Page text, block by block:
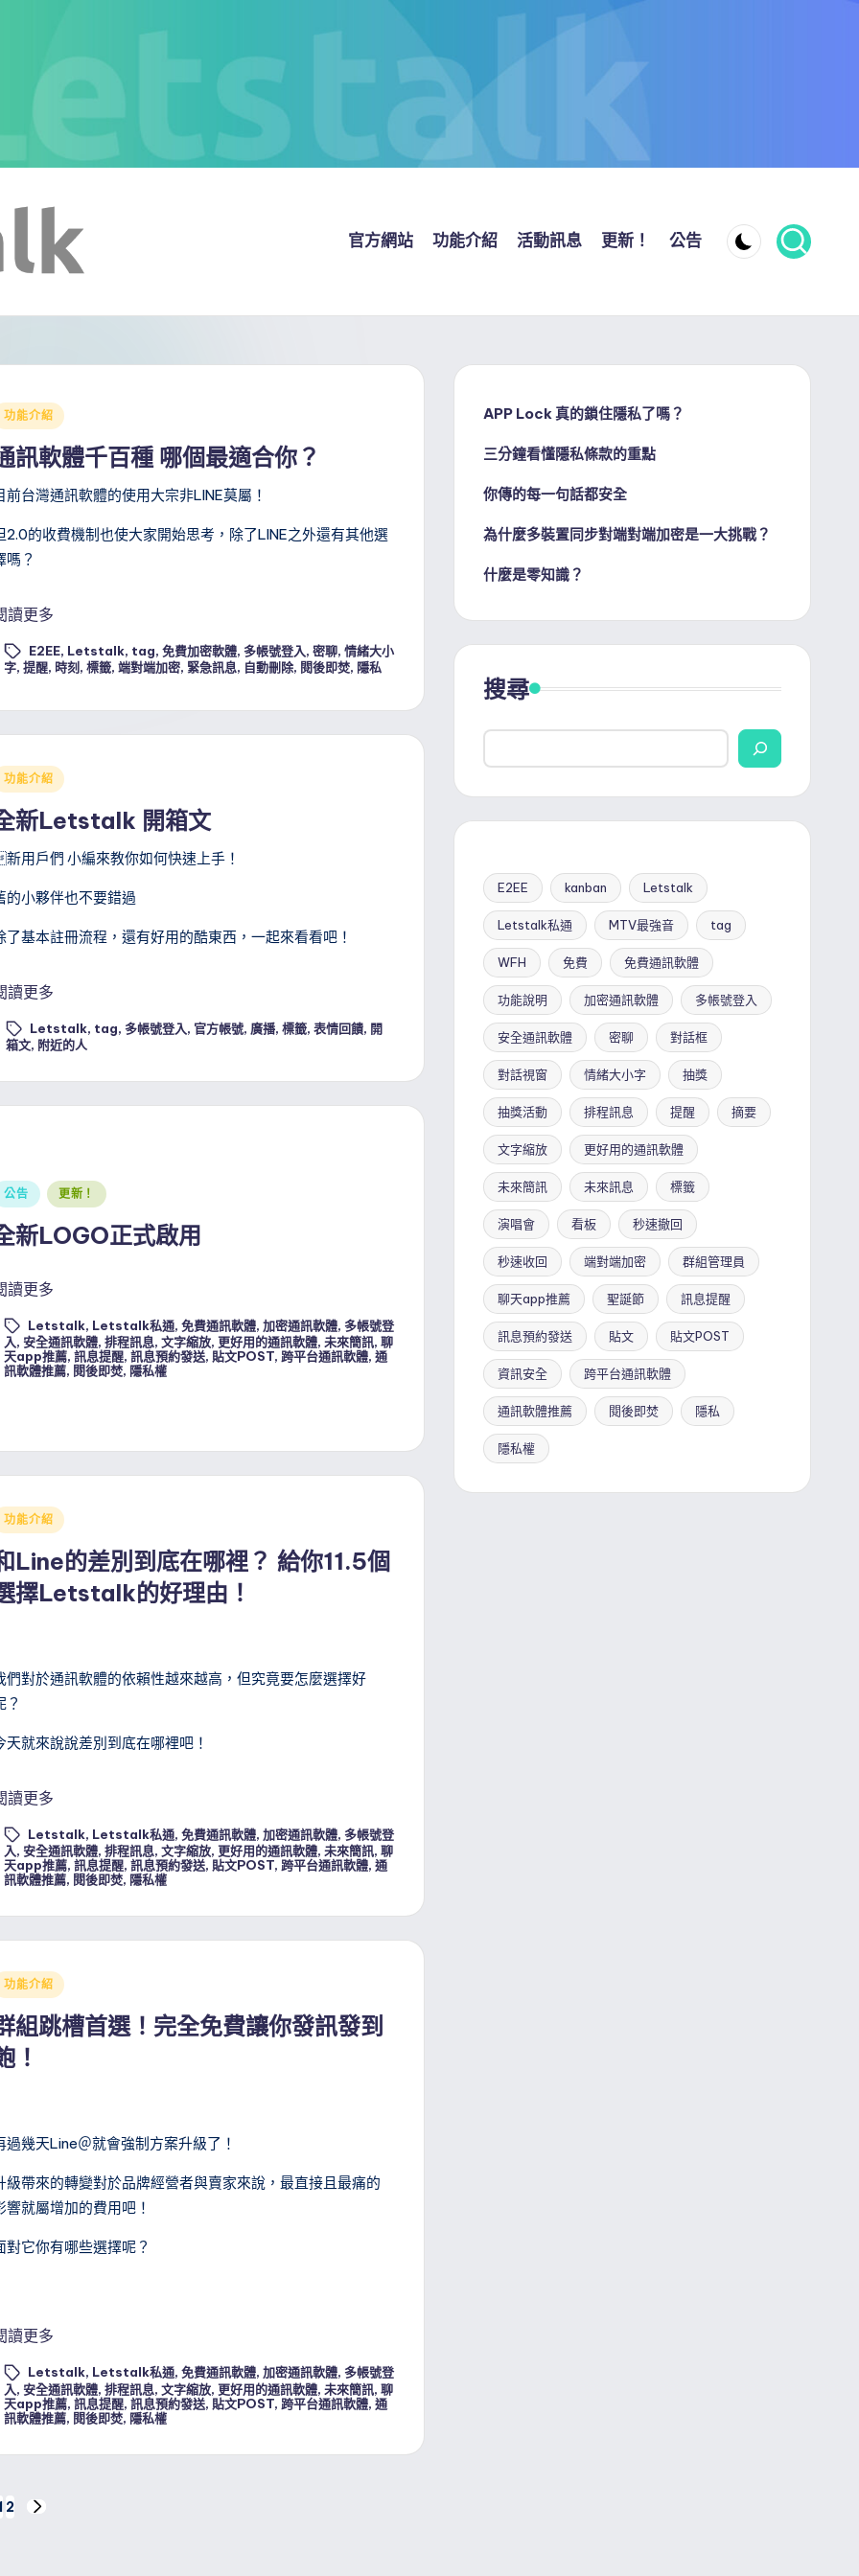
官方網站 功能介紹 活動訊息 更新！ 公告
功能介紹
訊軟體千百種 哪個最適合你？
前台灣通訊軟體的使用大宗非LINE莫屬！
2.0的收費機制也使大家開始思考，除了LINE之外還有其他選
嗎？
讀更多
E2EE, Letstalk, tag 免費加密軟體, 多帳號登入 密聊, 情緒大小
字,提醒, 時刻,標籤,端對端加密, 緊急訊息, 自動刪除, 閱後即焚, 隱私
功能介紹
新Letstalk 開箱文
用戶們 小編來教你如何快速上手！
的小夥伴也不要錯過
了基本註冊流程，還有好用的酷東西，一起來看看吧！
讀更多
Letstalk, tag,多帳號登入, 官方帳號, 廣播,標籤,表情回饋, 開
箱文, 附近的人
公告 更新！
新LOGO正式啟用
讀更多
Letstalk, Letstalk私通, 免費通訊軟體, 加密通訊軟體, 多帳號登
入, 安全通訊軟體, 排程訊息, 文字縮放, 更好用的通訊軟體, 未來簡訊, 聊
天app推薦, 訊息提醒, 訊息預約發送, 貼文POST, 跨平台通訊軟體, 通
訊軟體推薦, 閱後即焚, 隱私權
功能介紹
Line的差別到底在哪裡？ 給你11.5個
擇Letstalk的好理由！
們對於通訊軟體的依賴性越來越高，但究竟要怎麼選擇好
？
天就來說說差別到底在哪裡吧！
讀更多
Letstalk, Letstalk私通, 免費通訊軟體, 加密通訊軟體, 多帳號登
入, 安全通訊軟體, 排程訊息, 文字縮放, 更好用的通訊軟體, 未來簡訊, 聊
天app推薦, 訊息提醒, 訊息預約發送, 貼文POST, 跨平台通訊軟體, 通
訊軟體推薦, 閱後即焚, 隱私權
功能介紹
組跳槽首選！完全免費讓你發訊發到
！
過幾天Line＠就會強制方案升級了！
級帶來的轉變對於品牌經營者與賣家來說，最直接且最痛的
響就屬增加的費用吧！
對它你有哪些選擇呢？
讀更多
Letstalk, Letstalk私通, 免費通訊軟體, 加密通訊軟體, 多帳號登
入, 安全通訊軟體, 排程訊息, 文字縮放, 更好用的通訊軟體, 未來簡訊, 聊
天app推薦, 訊息提醒, 訊息預約發送, 貼文POST, 跨平台通訊軟體, 通
訊軟體推薦, 閱後即焚, 隱私權
2
APP Lock 真的鎖住隱私了嗎？
三分鐘看懂隱私條款的重點
你傳的每一句話都安全
為什麼多裝置同步對端對端加密是一大挑戰？
什麼是零知識？
搜尋
E2EE kanban Letstalk
Letstalk私通 MTV最強音 tag
WFH 免費 免費通訊軟體
功能說明 加密通訊軟體 多帳號登入
安全通訊軟體 密聊 對話框
對話視窗 情緒大小字 抽獎
抽獎活動 排程訊息 提醒 摘要
文字縮放 更好用的通訊軟體
未來簡訊 未來訊息 標籤
演唱會 看板 秒速撤回
秒速收回 端對端加密 群組管理員
聊天app推薦 聖誕節 訊息提醒
訊息預約發送 貼文 貼文POST
資訊安全 跨平台通訊軟體
通訊軟體推薦 閱後即焚 隱私
隱私權